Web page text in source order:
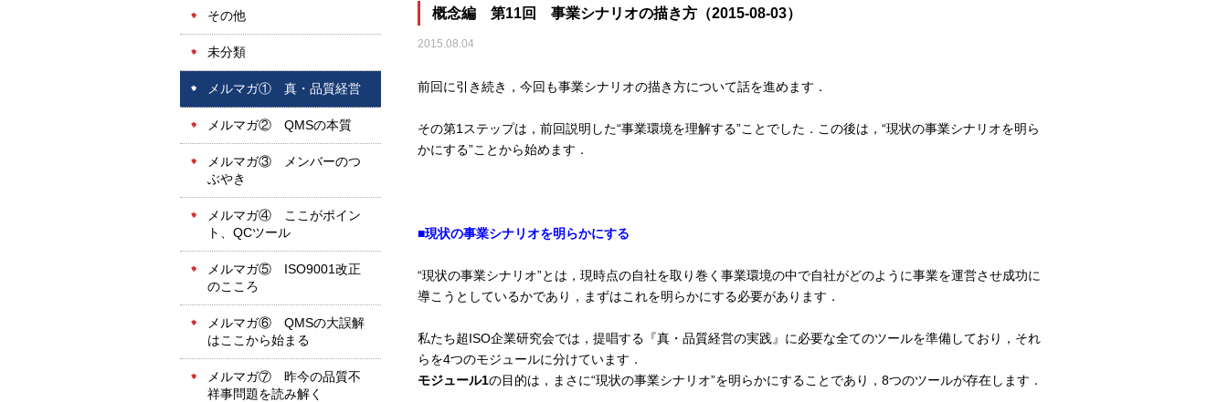
その他
未分類
メルマガ① 真・品質経営
メルマガ② QMSの本質
メルマガ③ メンバーのつ
ぶやき
メルマガ④ ここがポイン
ト、QCツール
メルマガ⑤ ISO9001改正
のこころ
メルマガ⑥ QMSの大誤解
はここから始まる
メルマガ⑦ 昨今の品質不
祥事問題を読み解く
概念編 第11回 事業シナリオの描き方（2015-08-03）
2015.08.04
前回に引き続き，今回も事業シナリオの描き方について話を進めます．
その第1ステップは，前回説明した“事業環境を理解する”ことでした．この後は，“現状の事業シナリオを明ら
かにする”ことから始めます．
■現状の事業シナリオを明らかにする
“現状の事業シナリオ”とは，現時点の自社を取り巻く事業環境の中で自社がどのように事業を運営させ成功に
導こうとしているかであり，まずはこれを明らかにする必要があります．
私たち超ISO企業研究会では，提唱する『真・品質経営の実践』に必要な全てのツールを準備しており，それ
らを4つのモジュールに分けています．
モジュール1の目的は，まさに“現状の事業シナリオ”を明らかにすることであり，8つのツールが存在します．